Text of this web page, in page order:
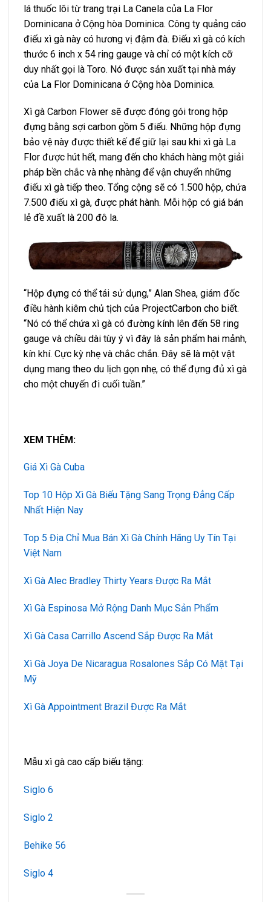
lá thuốc lõi từ trang trại La Canela của La Flor
Dominicana ở Cộng hòa Dominica. Công ty quảng cáo
điếu xì gà này có hương vị đậm đà. Điếu xì gà có kích
thước 6 inch x 54 ring gauge và chỉ có một kích cỡ
duy nhất gọi là Toro. Nó được sản xuất tại nhà máy
của La Flor Dominicana ở Cộng hòa Dominica.
Xì gà Carbon Flower sẽ được đóng gói trong hộp
đựng bằng sợi carbon gồm 5 điếu. Những hộp đựng
bảo vệ này được thiết kế để giữ lại sau khi xì gà La
Flor được hút hết, mang đến cho khách hàng một giải
pháp bền chắc và nhẹ nhàng để vận chuyển những
điếu xì gà tiếp theo. Tổng cộng sẽ có 1.500 hộp, chứa
7.500 điếu xì gà, được phát hành. Mỗi hộp có giá bán
lẻ đề xuất là 200 đô la.
“Hộp đựng có thể tái sử dụng,” Alan Shea, giám đốc
điều hành kiêm chủ tịch của ProjectCarbon cho biết.
“Nó có thể chứa xì gà có đường kính lên đến 58 ring
gauge và chiều dài tùy ý vì đây là sản phẩm hai mảnh,
kín khí. Cực kỳ nhẹ và chắc chắn. Đây sẽ là một vật
dụng mang theo du lịch gọn nhẹ, có thể đựng đủ xì gà
cho một chuyến đi cuối tuần.”
XEM THÊM:
Giá Xì Gà Cuba
Top 10 Hộp Xì Gà Biếu Tặng Sang Trọng Đẳng Cấp
Nhất Hiện Nay
Top 5 Địa Chỉ Mua Bán Xì Gà Chính Hãng Uy Tín Tại
Việt Nam
Xì Gà Alec Bradley Thirty Years Được Ra Mắt
Xì Gà Espinosa Mở Rộng Danh Mục Sản Phẩm
Xì Gà Casa Carrillo Ascend Sắp Được Ra Mắt
Xì Gà Joya De Nicaragua Rosalones Sắp Có Mặt Tại
Mỹ
Xì Gà Appointment Brazil Được Ra Mắt
Mẫu xì gà cao cấp biếu tặng:
Siglo 6
Siglo 2
Behike 56
Siglo 4